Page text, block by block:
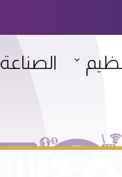
الصناعة